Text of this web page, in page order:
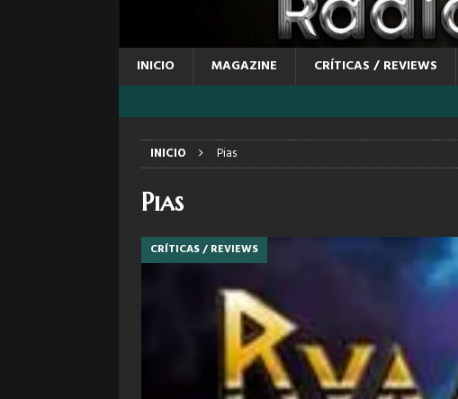
INICIO MAGAZINE CRÍTICAS / REVIEWS
INICIO Pias
Pias
CRÍTICAS / REVIEWS